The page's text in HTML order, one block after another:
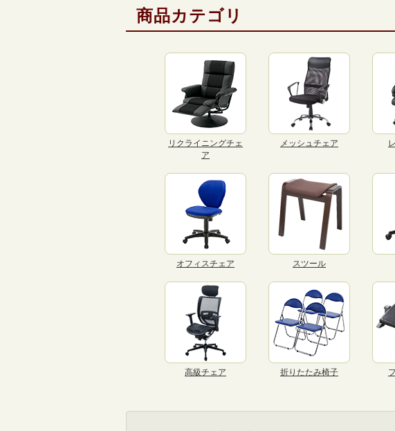
商品カテゴリ
リクライニングチェ
ア
メッシュチェア
オフィスチェア スツール
高級チェア 折りたたみ椅子